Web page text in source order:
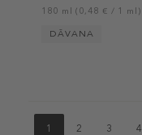
180 ml (0,48 € / 1 ml)
DĀVANA
1 2 3 4